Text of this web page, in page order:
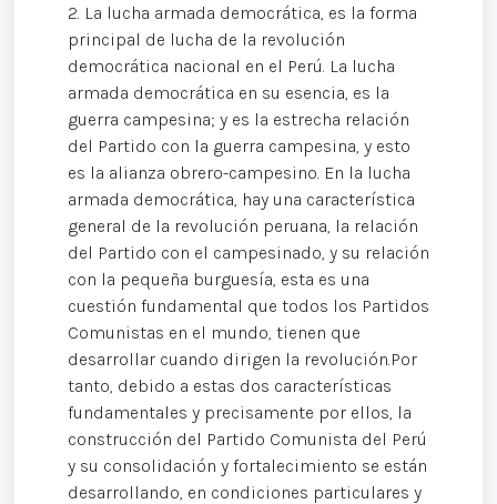
2. La lucha armada democrática, es la forma
principal de lucha de la revolución
democrática nacional en el Perú. La lucha
armada democrática en su esencia, es la
guerra campesina; y es la estrecha relación
del Partido con la guerra campesina, y esto
es la alianza obrero-campesino. En la lucha
armada democrática, hay una característica
general de la revolución peruana, la relación
del Partido con el campesinado, y su relación
con la pequeña burguesía, esta es una
cuestión fundamental que todos los Partidos
Comunistas en el mundo, tienen que
desarrollar cuando dirigen la revolución.Por
tanto, debido a estas dos características
fundamentales y precisamente por ellos, la
construcción del Partido Comunista del Perú
y su consolidación y fortalecimiento se están
desarrollando, en condiciones particulares y